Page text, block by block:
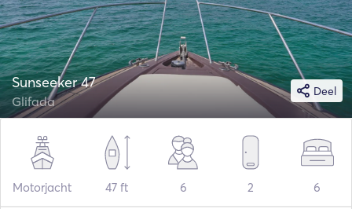
Deel
Sunseeker 47
Glifada
Motorjacht 47 ft 6 2 6